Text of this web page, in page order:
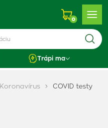
0
Trápi ma
Koronavírus COVID testy